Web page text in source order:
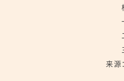
来源